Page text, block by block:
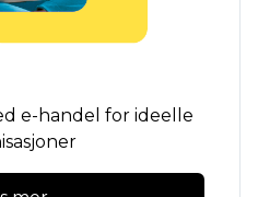
e-handel for ideelle